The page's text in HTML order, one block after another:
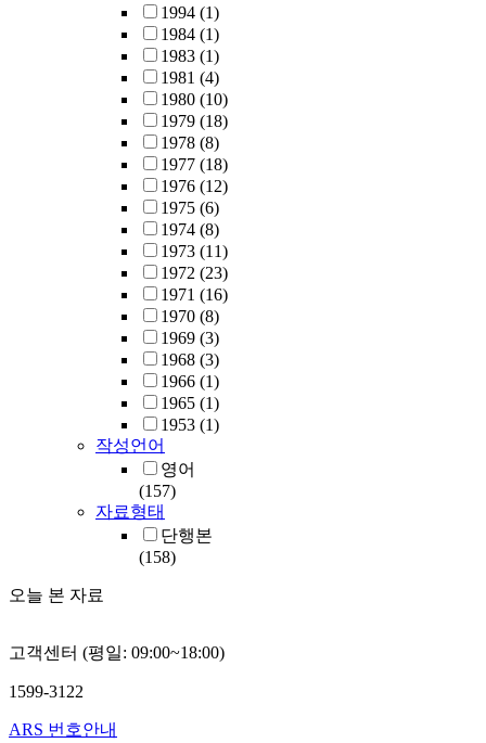
1994 (1)
1984 (1)
1983 (1)
1981 (4)
1980 (10)
1979 (18)
1978 (8)
1977 (18)
1976 (12)
1975 (6)
1974 (8)
1973 (11)
1972 (23)
1971 (16)
1970 (8)
1969 (3)
1968 (3)
1966 (1)
1965 (1)
1953 (1)
작성언어
영어
(157)
자료형태
단행본
(158)
오늘 본 자료
고객센터 (평일: 09:00~18:00)
1599-3122
ARS 번호안내